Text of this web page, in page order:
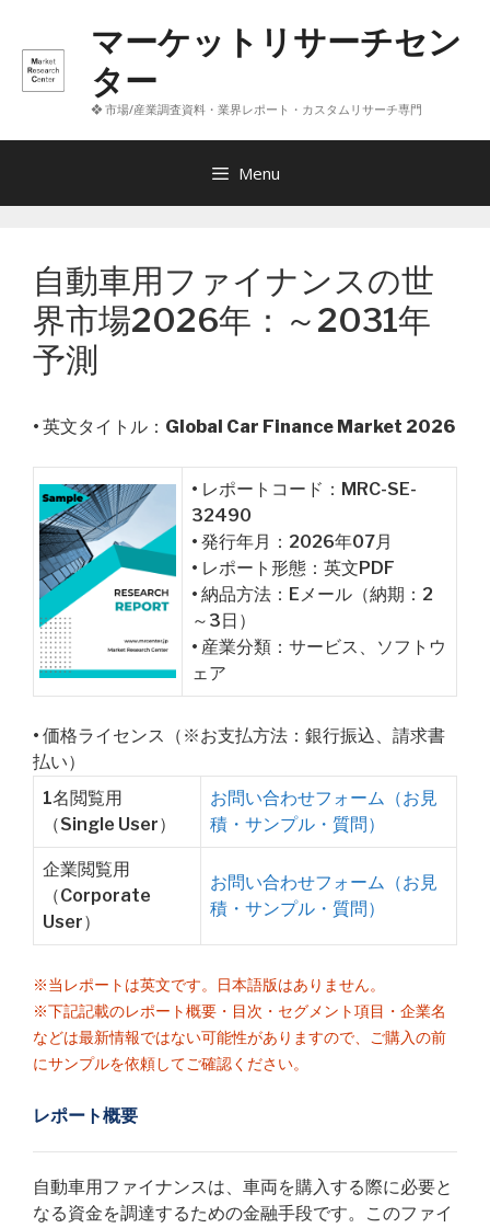
へ
マーケットリサーチセン
ター
❖ 市場/産業調査資料・業界レポート・カスタムリサーチ専門
Menu
自動車用ファイナンスの世
界市場2026年：～2031年
予測
• 英文タイトル： Global Car Finance Market 2026
• レポートコード：MRC-SE-
32490
• 発行年月：2026年07月
• レポート形態：英文PDF
• 納品方法：Eメール（納期：2
～3日）
• 産業分類：サービス、ソフトウ
ェア
• 価格ライセンス（※お支払方法：銀行振込、請求書
払い）
1名閲覧用
（Single User）
お問い合わせフォーム（お見
積・サンプル・質問）
企業閲覧用
（Corporate
User）
お問い合わせフォーム（お見
積・サンプル・質問）
※当レポートは英文です。日本語版はありません。
※下記記載のレポート概要・目次・セグメント項目・企業名
などは最新情報ではない可能性がありますので、ご購入の前
にサンプルを依頼してご確認ください。
レポート概要
自動車用ファイナンスは、車両を購入する際に必要と
なる資金を調達するための金融手段です。このファイ